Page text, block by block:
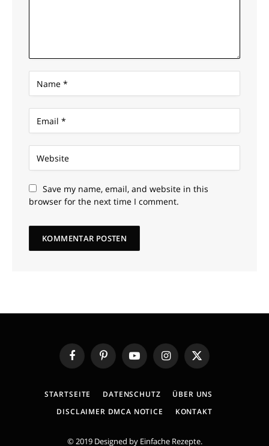
Save my name, email, and website in this
browser for the next time I comment.
FacebookPinterestYouTubeInstagram
X
(Twitter)
STARTSEITE DATENSCHUTZ
ÜBER UNS
DISCLAIMER DMCA NOTICE
KONTAKT
© 2019 Designed by Einfache Rezepte.